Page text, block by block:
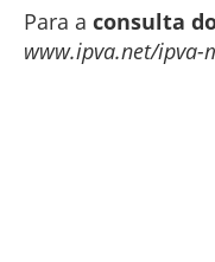
Para a consulta
www.ipva.net/ipva-